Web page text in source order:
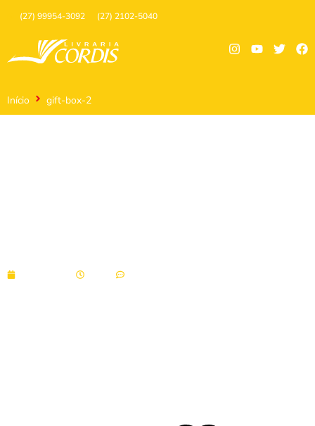
(27) 99954-3092 (27) 2102-5040
Início gift-box-2